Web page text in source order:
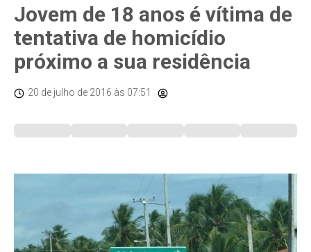
Jovem de 18 anos é vítima de
tentativa de homicídio
próximo a sua residência
20 de julho de 2016 às 07:51